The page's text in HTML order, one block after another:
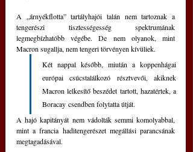
A „árnyékflotta” tartályhajói talán nem tartoznak a
tengerészi tisztességesség spektrumának
legmegbízhatóbb végébe. De nem olyanok, mint
Macron sugallja, nem tengeri törvényen kívüliek.
Két nappal később, miután a koppenhágai
európai csúcstalálkozó résztvevői, akiknek
Macron lelkesítő beszédet tartott, hazatértek, a
Boracay csendben folytatta útját.
A hajó kapitányát nem vádolták semmi komolyabbal,
mint a francia haditengerészet megállási parancsának
megtagadásával.